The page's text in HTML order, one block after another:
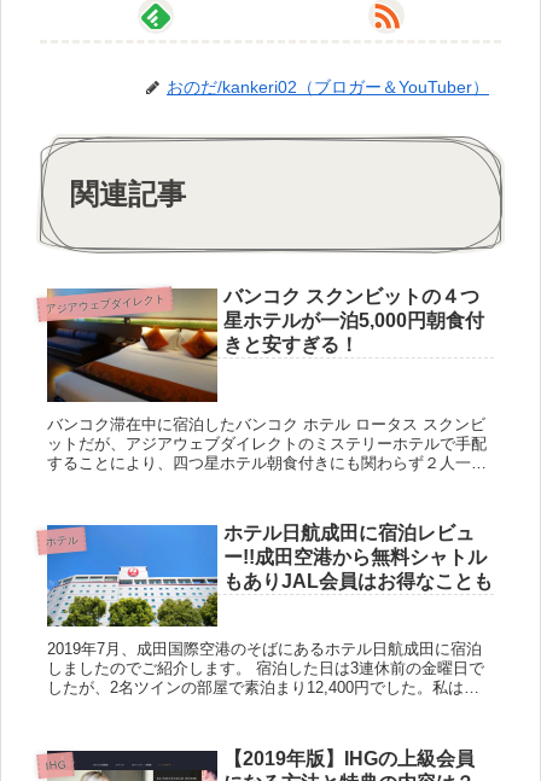
おのだ/kankeri02（ブロガー＆YouTuber）
関連記事
アジアウェブダイレクト
バンコク スクンビットの４つ
星ホテルが一泊5,000円朝食付
きと安すぎる！
バンコク滞在中に宿泊したバンコク ホテル ロータス スクンビ
ットだが、アジアウェブダイレクトのミステリーホテルで手配
することにより、四つ星ホテル朝食付きにも関わらず２人一部
ホテル
ホテル日航成田に宿泊レビュ
ー!!成田空港から無料シャトル
もありJAL会員はお得なことも
2019年7月、成田国際空港のそばにあるホテル日航成田に宿泊
しましたのでご紹介します。 宿泊した日は3連休前の金曜日で
したが、2名ツインの部屋で素泊まり12,400円でした。私は
IHG
【2019年版】IHGの上級会員